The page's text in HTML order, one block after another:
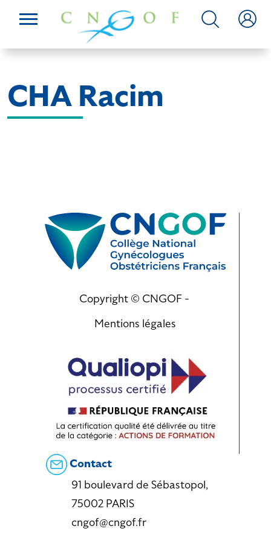
CHA Racim
Copyright © CNGOF -
Mentions légales
Contact
91 boulevard de Sébastopol,
75002 PARIS
cngof@cngof.fr